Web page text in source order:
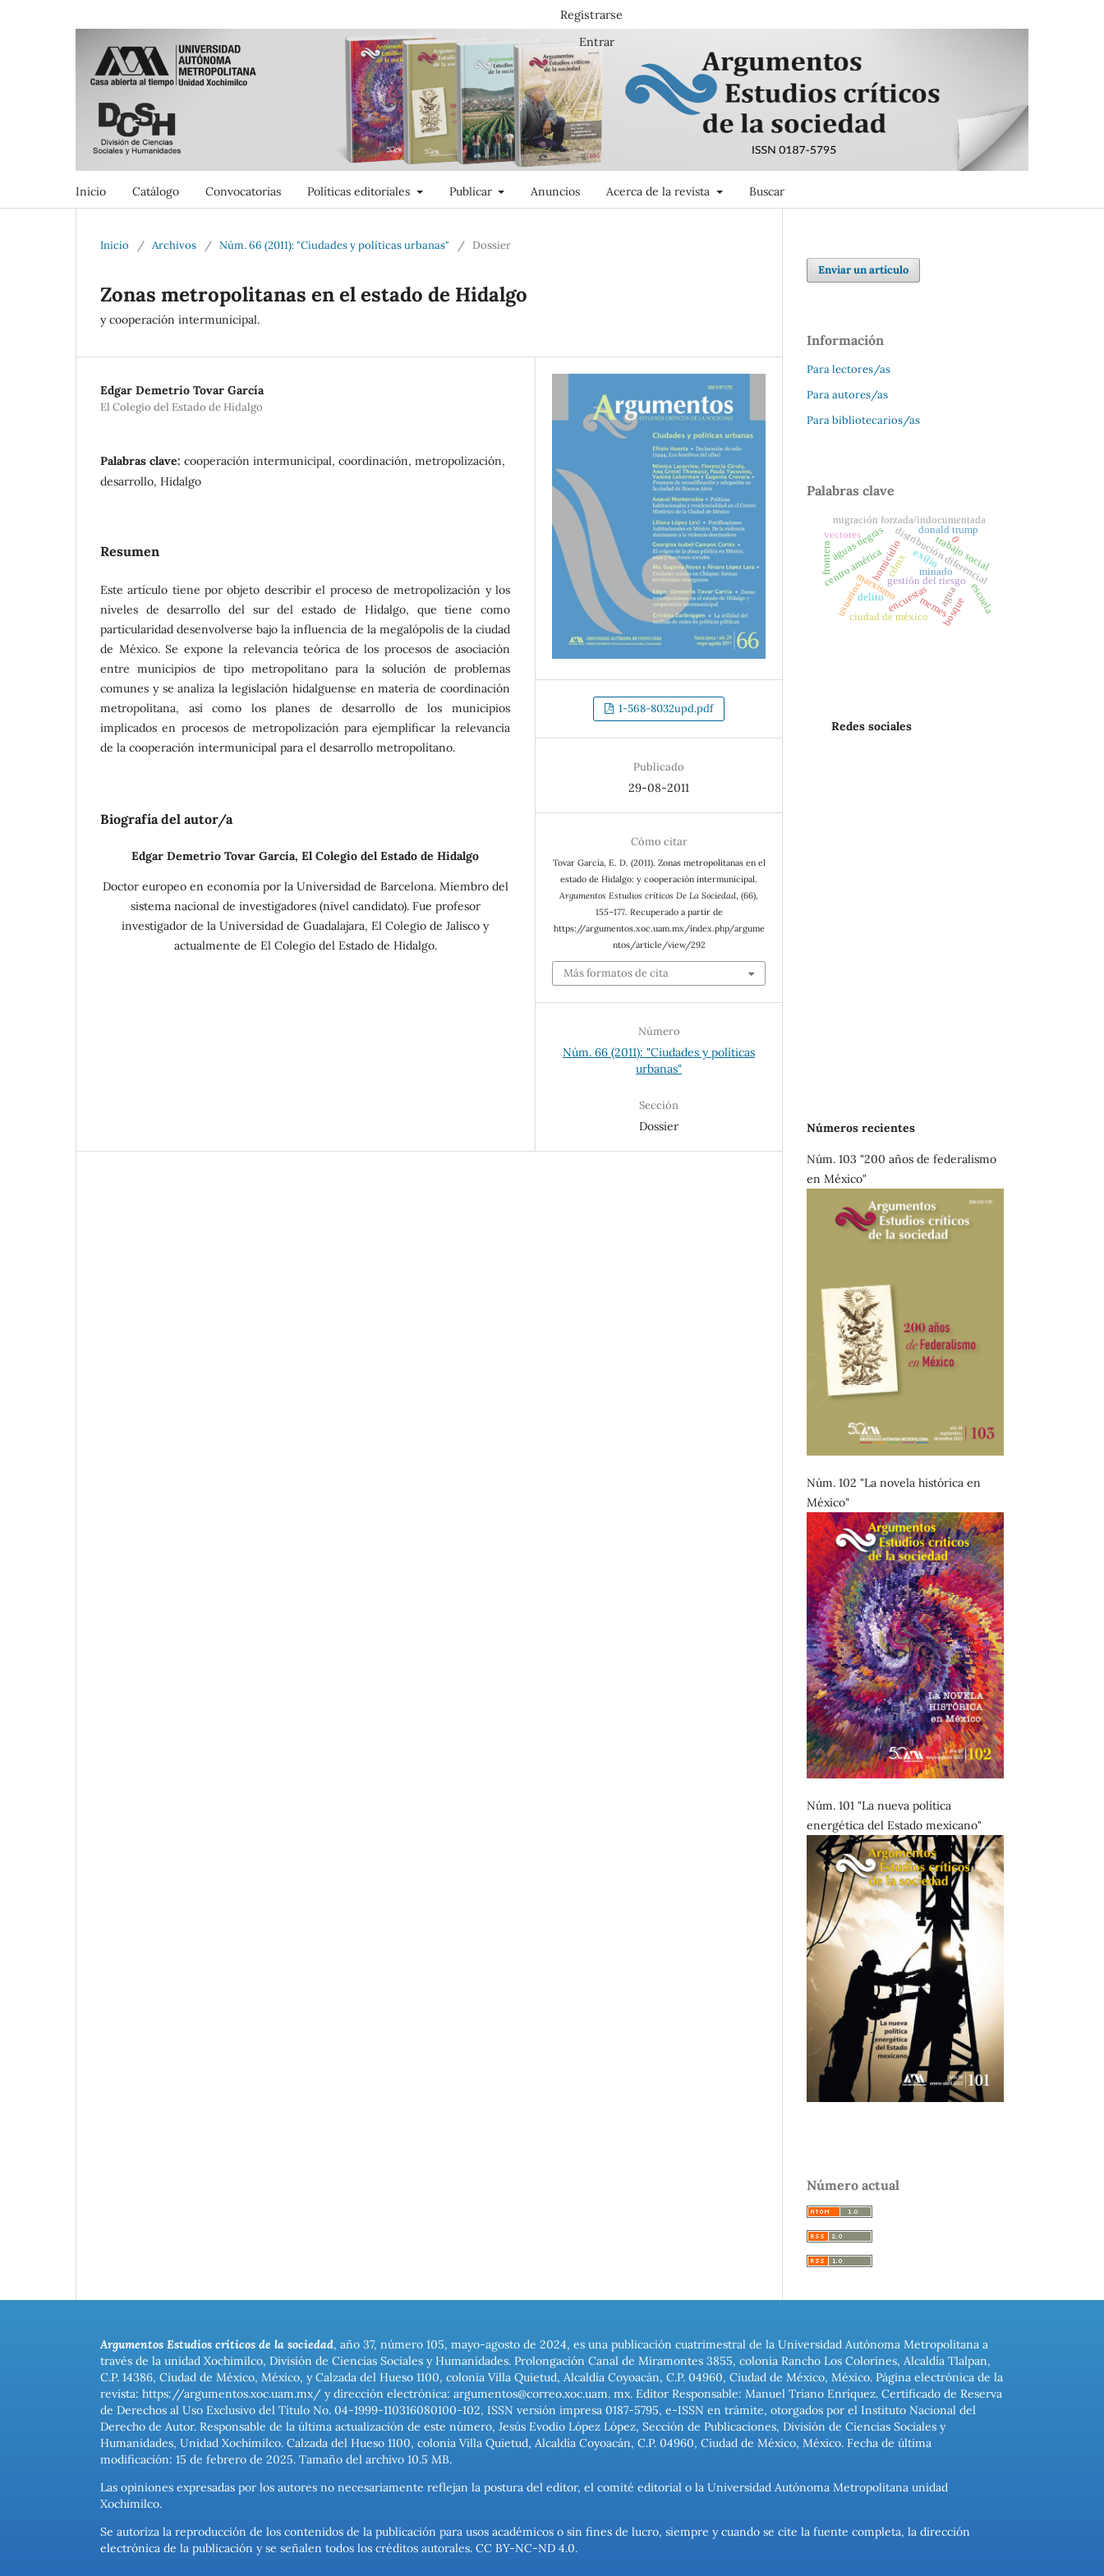
Inicio Catálogo Convocatorias Políticas editoriales Publicar Anuncios Acerca de la revista Buscar
Registrarse
Entrar
Inicio / Archivos / Núm. 66 (2011): "Ciudades y políticas urbanas" / Dossier
Zonas metropolitanas en el estado de Hidalgo
y cooperación intermunicipal.
Edgar Demetrio Tovar García
El Colegio del Estado de Hidalgo
Palabras clave: cooperación intermunicipal, coordinación, metropolización,
desarrollo, Hidalgo
Resumen
Este artículo tiene por objeto describir el proceso de metropolización y los
niveles de desarrollo del sur del estado de Hidalgo, que tiene como
particularidad desenvolverse bajo la influencia de la megalópolis de la ciudad
de México. Se expone la relevancia teórica de los procesos de asociación
entre municipios de tipo metropolitano para la solución de problemas
comunes y se analiza la legislación hidalguense en materia de coordinación
metropolitana, así como los planes de desarrollo de los municipios
implicados en procesos de metropolización para ejemplificar la relevancia
de la cooperación intermunicipal para el desarrollo metropolitano.
Biografía del autor/a
Edgar Demetrio Tovar García, El Colegio del Estado de Hidalgo
Doctor europeo en economía por la Universidad de Barcelona. Miembro del
sistema nacional de investigadores (nivel candidato). Fue profesor
investigador de la Universidad de Guadalajara, El Colegio de Jalisco y
actualmente de El Colegio del Estado de Hidalgo.
1-568-8032upd.pdf
Publicado
29-08-2011
Cómo citar
Tovar García, E. D. (2011). Zonas metropolitanas en el
estado de Hidalgo: y cooperación intermunicipal.
Argumentos Estudios críticos De La Sociedad , (66),
155–177. Recuperado a partir de
https://argumentos.xoc.uam.mx/index.php/argume
ntos/article/view/292
Más formatos de cita
Número
Núm. 66 (2011): "Ciudades y políticas
urbanas"
Sección
Dossier
Enviar un artículo
Información
Para lectores/as
Para autores/as
Para bibliotecarios/as
Palabras clave
marxismo
homicidiogestión del riesgo
aguas negras
usuarios encuestasmemes
ciudad de méxico
distribución diferencial
cdmx
delito
migración forzada/indocumentada
minado
bosque
agua
trabajo social
vectores
escuela
frontera exilio
centro américa
donald trump
0
Redes sociales
Números recientes
Núm. 103 "200 años de federalismo
en México"
Núm. 102 "La novela histórica en
México"
Núm. 101 "La nueva política
energética del Estado mexicano"
Número actual
Argumentos Estudios críticos de la sociedad, año 37, número 105, mayo-agosto de 2024, es una publicación cuatrimestral de la Universidad Autónoma Metropolitana a
través de la unidad Xochimilco, División de Ciencias Sociales y Humanidades. Prolongación Canal de Miramontes 3855, colonia Rancho Los Colorines, Alcaldía Tlalpan,
C.P. 14386, Ciudad de México, México, y Calzada del Hueso 1100, colonia Villa Quietud, Alcaldía Coyoacán, C.P. 04960, Ciudad de México, México. Página electrónica de la
revista: https://argumentos.xoc.uam.mx/ y dirección electrónica: argumentos@correo.xoc.uam. mx. Editor Responsable: Manuel Triano Enríquez. Certificado de Reserva
de Derechos al Uso Exclusivo del Título No. 04-1999-110316080100-102, ISSN versión impresa 0187-5795, e-ISSN en trámite, otorgados por el Instituto Nacional del
Derecho de Autor. Responsable de la última actualización de este número, Jesús Evodio López López, Sección de Publicaciones, División de Ciencias Sociales y
Humanidades, Unidad Xochimilco. Calzada del Hueso 1100, colonia Villa Quietud, Alcaldía Coyoacán, C.P. 04960, Ciudad de México, México. Fecha de última
modificación: 15 de febrero de 2025. Tamaño del archivo 10.5 MB.
Las opiniones expresadas por los autores no necesariamente reflejan la postura del editor, el comité editorial o la Universidad Autónoma Metropolitana unidad
Xochimilco.
Se autoriza la reproducción de los contenidos de la publicación para usos académicos o sin fines de lucro, siempre y cuando se cite la fuente completa, la dirección
electrónica de la publicación y se señalen todos los créditos autorales. CC BY-NC-ND 4.0.